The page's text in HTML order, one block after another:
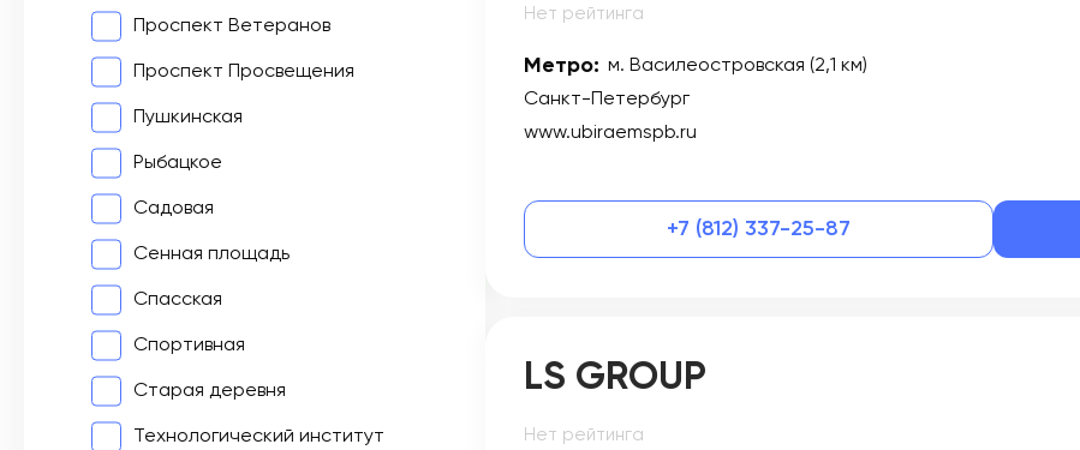
Проспект Ветеранов
Проспект Просвещения
Пушкинская
Рыбацкое
Садовая
Сенная площадь
Спасская
Спортивная
Старая деревня
Технологический институт
Нет рейтинга
Метро: м. Василеостровская (2,1 км)
Санкт-Петербург
www.ubiraemspb.ru
+7 (812) 337-25-87
LS GROUP
Нет рейтинга